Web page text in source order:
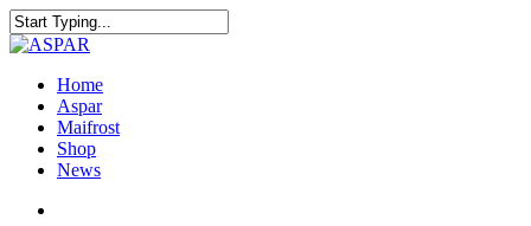
Home
Aspar
Maifrost
Shop
News